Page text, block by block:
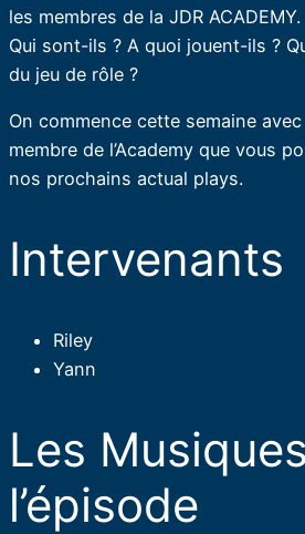
les membres de la JDR ACADEMY.
Qui sont-ils ? A quoi jouent-ils ?
du jeu de rôle ?
On commence cette semaine
membre de l’Academy que vous
nos prochains actual plays.
Intervenants​
Riley
Yann
Les
l’épisode​